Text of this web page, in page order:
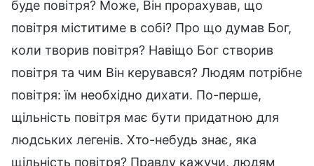
буде повітря? Може, Він прорахував, що
повітря міститиме в собі? Про що думав Бог,
коли творив повітря? Навіщо Бог створив
повітря та чим Він керувався? Людям потрібне
повітря: їм необхідно дихати. По-перше,
щільність повітря має бути придатною для
людських легенів. Хто-небудь знає, яка
щільність повітря? Правду кажучи, людям